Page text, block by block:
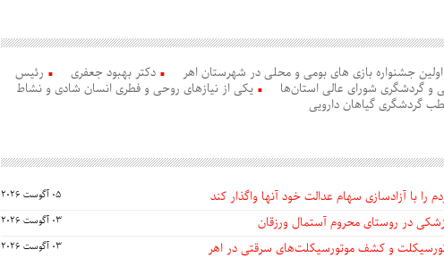
جشنواره بازی های بومی و محلی در شهرستان اهر دکتر بهبود جعفری
رئیس
و گردشگری شورای عالی استان‌ها
یکی از نیازهای روحی و فطری انسان شادی و نشاط
گردشگری گیاهان دارویی
را با آزادسازی سهام عدالت خود آنها واگذار کند 05 آگوست 2026
در روستای محروم آستمال ورزقان 03 آگوست 2026
03 آگوست 2026